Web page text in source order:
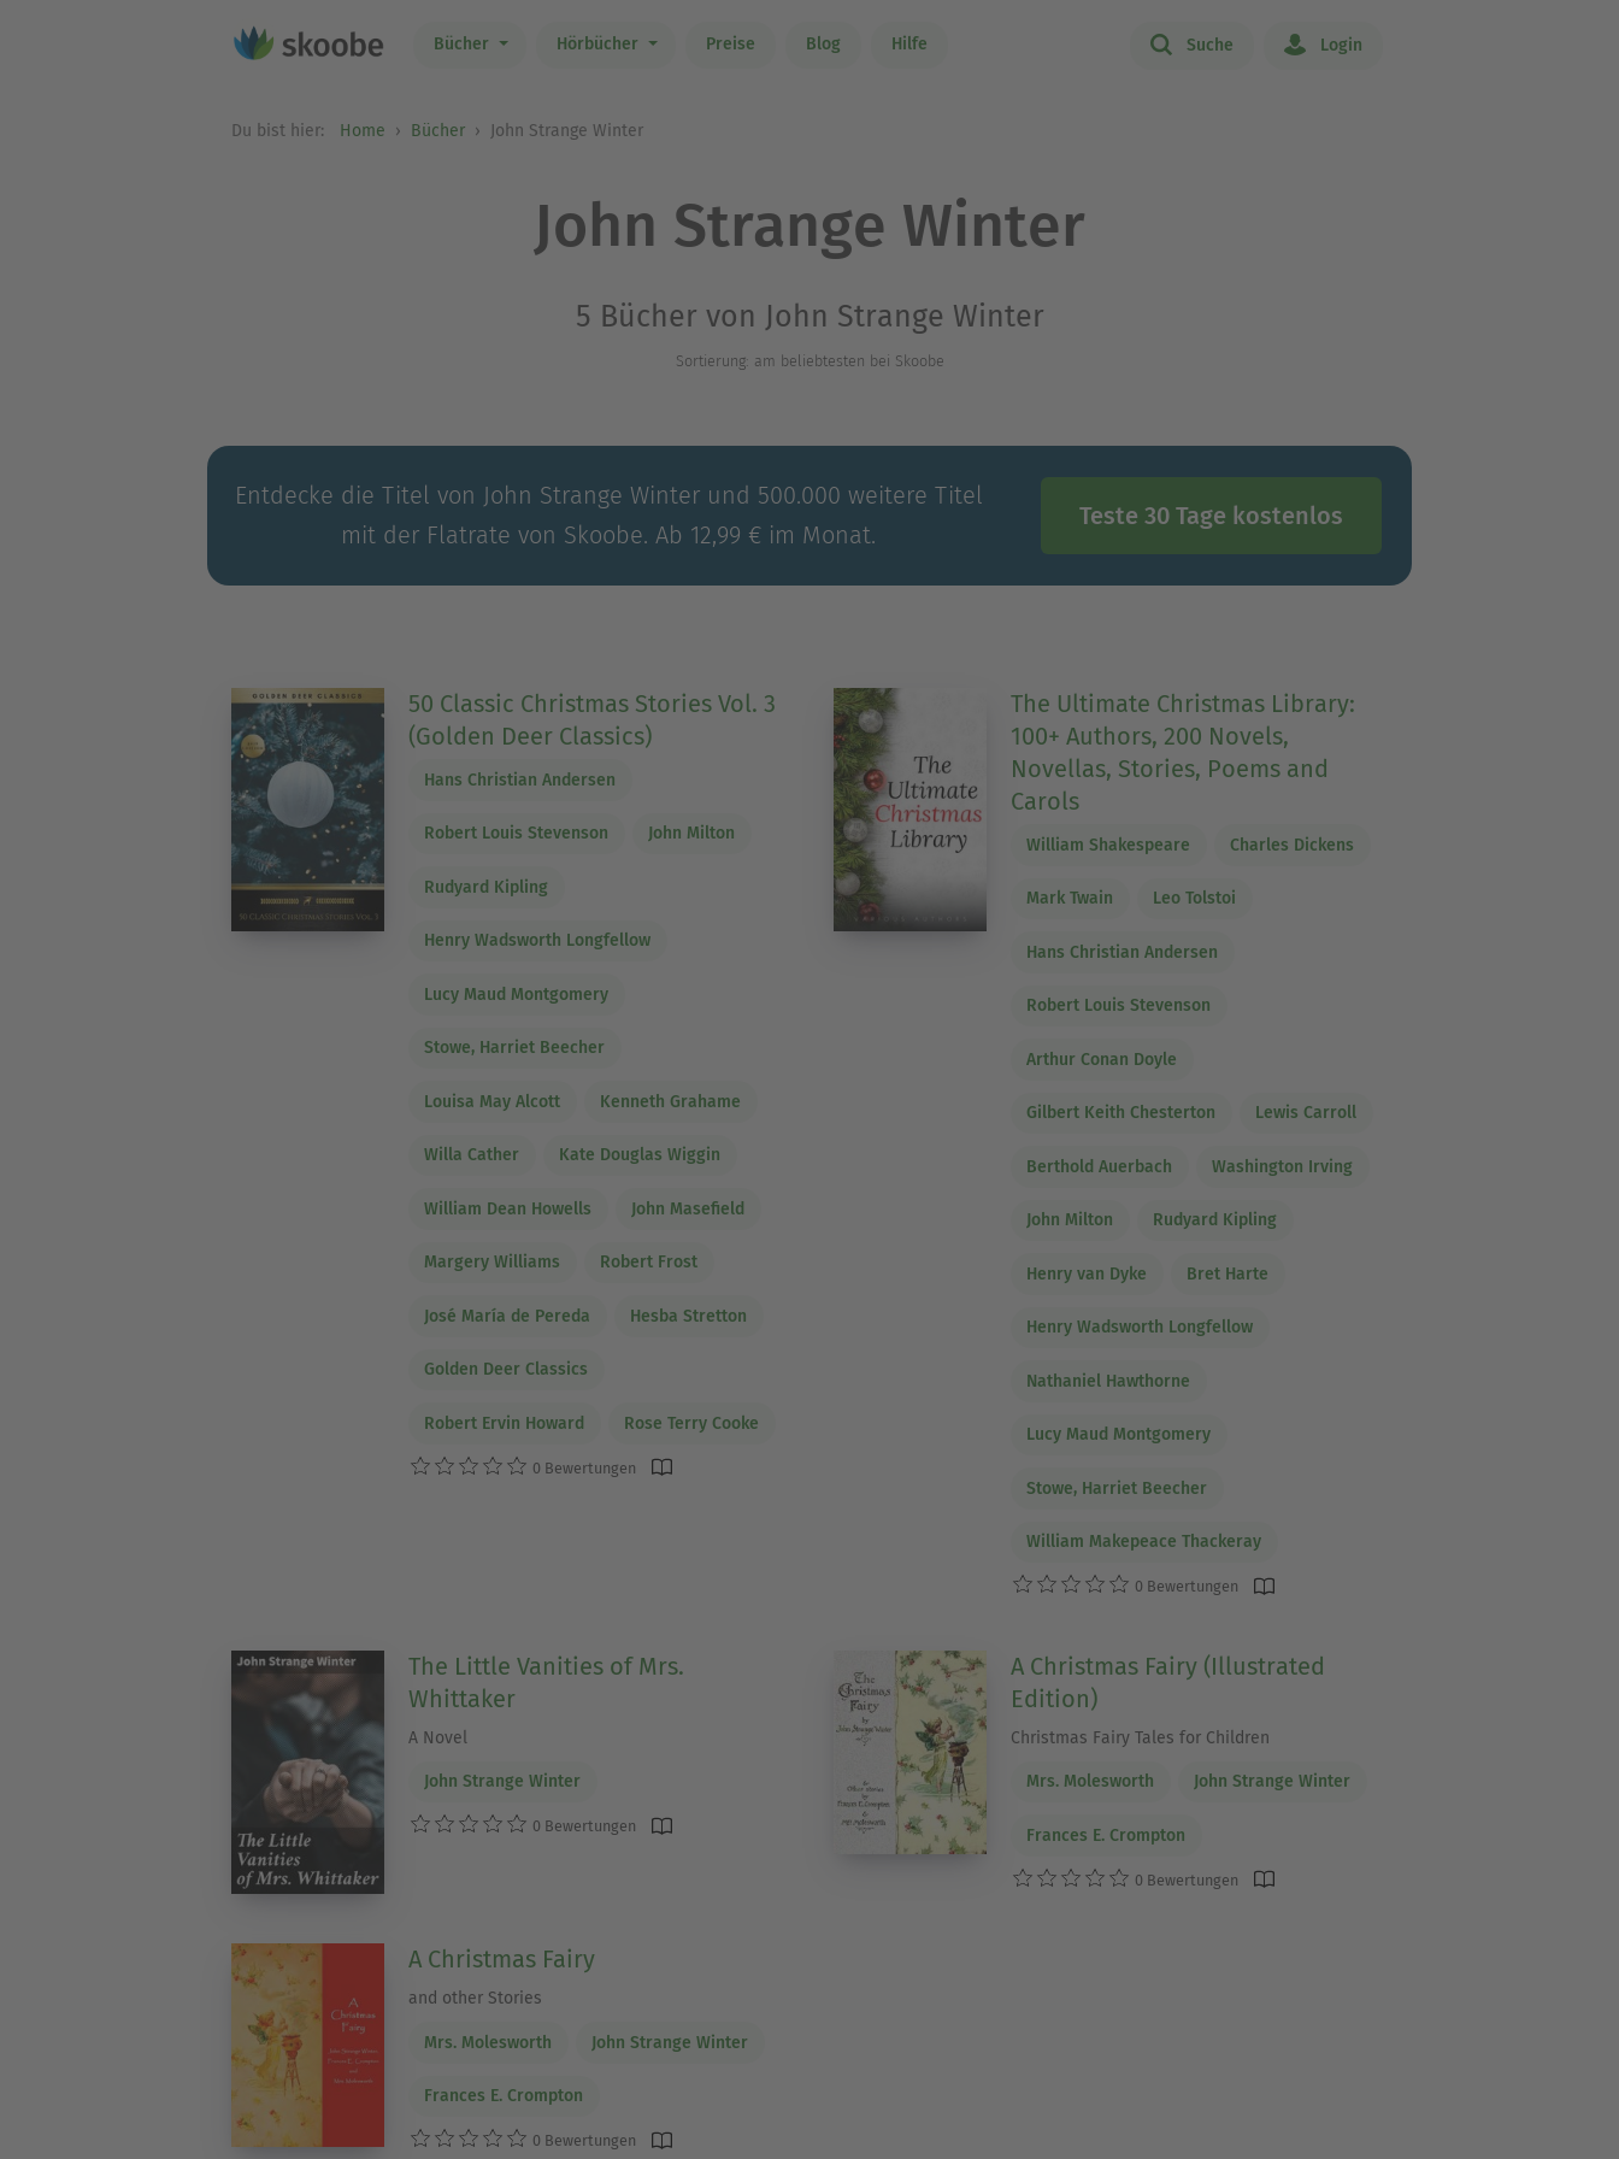
Bücher Hörbücher Preise Blog Hilfe Suche Login
Du bist hier: Home Bücher John Strange Winter
John Strange Winter
5 Bücher von John Strange Winter
Sortierung: am beliebtesten bei Skoobe
Entdecke die Titel von John Strange Winter und 500.000 weitere Titel
mit der Flatrate von Skoobe. Ab 12,99 € im Monat.
Teste 30 Tage kostenlos
50 Classic Christmas Stories Vol. 3
(Golden Deer Classics)
Hans Christian Andersen
Robert Louis Stevenson John Milton
Rudyard Kipling
Henry Wadsworth Longfellow
Lucy Maud Montgomery
Stowe, Harriet Beecher
Louisa May Alcott Kenneth Grahame
Willa Cather Kate Douglas Wiggin
William Dean Howells John Masefield
Margery Williams Robert Frost
José María de Pereda Hesba Stretton
Golden Deer Classics
Robert Ervin Howard Rose Terry Cooke
0 Bewertungen
The Ultimate Christmas Library:
100+ Authors, 200 Novels,
Novellas, Stories, Poems and
Carols
William Shakespeare Charles Dickens
Mark Twain Leo Tolstoi
Hans Christian Andersen
Robert Louis Stevenson
Arthur Conan Doyle
Gilbert Keith Chesterton Lewis Carroll
Berthold Auerbach Washington Irving
John Milton Rudyard Kipling
Henry van Dyke Bret Harte
Henry Wadsworth Longfellow
Nathaniel Hawthorne
Lucy Maud Montgomery
Stowe, Harriet Beecher
William Makepeace Thackeray
0 Bewertungen
The Little Vanities of Mrs.
Whittaker
A Novel
John Strange Winter
0 Bewertungen
A Christmas Fairy (Illustrated
Edition)
Christmas Fairy Tales for Children
Mrs. Molesworth John Strange Winter
Frances E. Crompton
0 Bewertungen
A Christmas Fairy
and other Stories
Mrs. Molesworth John Strange Winter
Frances E. Crompton
0 Bewertungen